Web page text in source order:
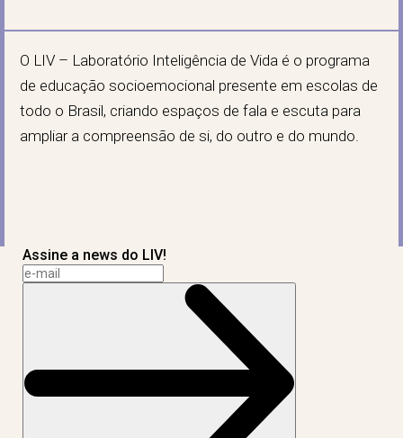
O LIV – Laboratório Inteligência de Vida é o programa
de educação socioemocional presente em escolas de
todo o Brasil, criando espaços de fala e escuta para
ampliar a compreensão de si, do outro e do mundo.
Assine a news do LIV!